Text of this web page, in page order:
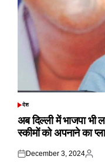
POSTED
देश
अब दिल्ली में भाजपा भी
स्कीमों को अपनाने का
Posted
December 3, 2024
Posted